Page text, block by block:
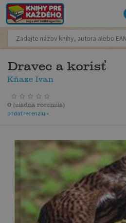
Dravec a korisť
Kňaze Ivan
0 (žiadna recenzia)
pridať recenziu »